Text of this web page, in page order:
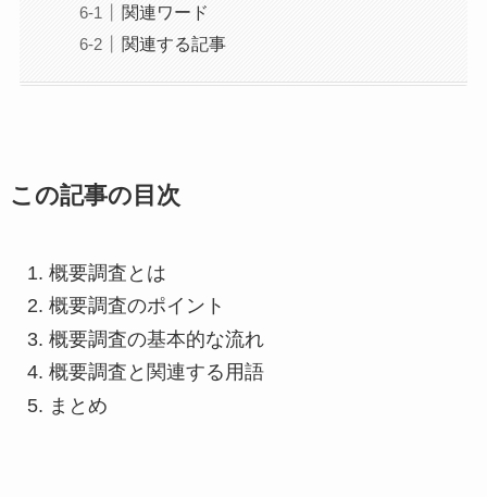
関連ワード
関連する記事
この記事の目次
概要調査とは
概要調査のポイント
概要調査の基本的な流れ
概要調査と関連する用語
まとめ